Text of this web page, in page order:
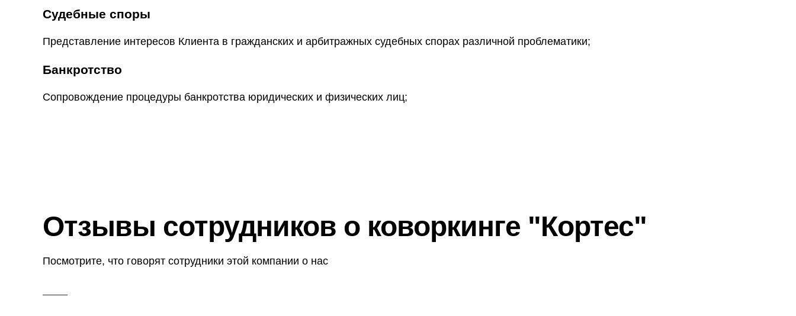
Судебные споры
Представление интересов Клиента в гражданских и арбитражных судебных спорах различной проблематики;
Банкротство
Сопровождение процедуры банкротства юридических и физических лиц;
Отзывы сотрудников о коворкинге "Кортес"
Посмотрите, что говорят сотрудники этой компании о нас